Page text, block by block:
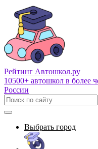
Рейтинг Автошкол.ру
10500+ автошкол в более
России
Выбрать город